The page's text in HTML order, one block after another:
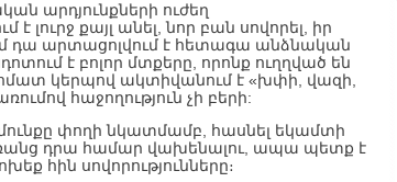
արդյունքների ուժեղ
քայլ անել, նոր բան սովորել, իր
դա արտացոլվում է հետագա անձնական
է բոլոր մտքերը, որոնք ուղղված են
կերպով ակտիվանում է «խփի, վազի,
հաջողություն չի բերի:
փողի նկատմամբ, հասնել եկամտի
դրա համար վախենալու, ապա պետք է
հին սովորությունները։